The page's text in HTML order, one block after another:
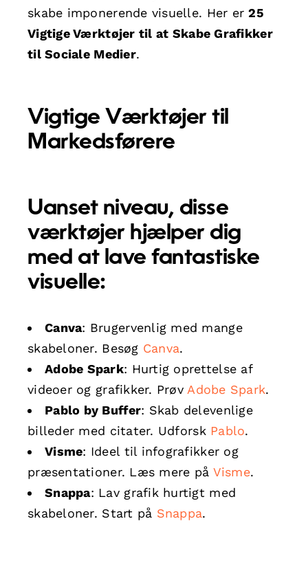
skabe imponerende visuelle. Her er25
Vigtige Værktøjer til at Skabe Grafikker
til Sociale Medier.
Vigtige Værktøjer til
Markedsførere
Uanset niveau, disse
værktøjer hjælper dig
med at lave fantastiske
visuelle:
Canva: Brugervenlig med mange
skabeloner. Besøg Canva.
Adobe Spark: Hurtig oprettelse af
videoer og grafikker. Prøv Adobe Spark.
Pablo by Buffer: Skab delevenlige
billeder med citater. Udforsk Pablo.
Visme: Ideel til infografikker og
præsentationer. Læs mere på Visme.
Snappa: Lav grafik hurtigt med
skabeloner. Start på Snappa.